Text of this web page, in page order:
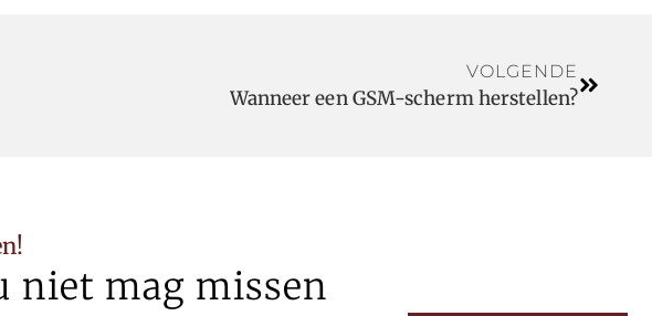
VOLGENDE
Wanneer een GSM-scherm herstellen?
niet mag missen